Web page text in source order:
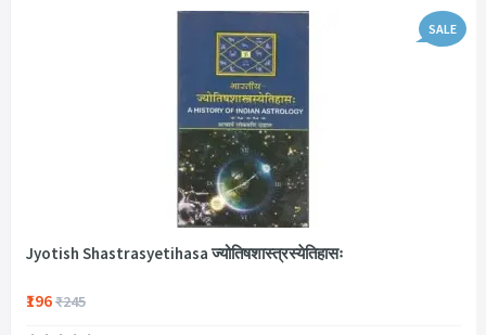
SALE
Jyotish Shastrasyetihasa ज्योतिषशास्त्रस्येतिहासः
₹196₹245